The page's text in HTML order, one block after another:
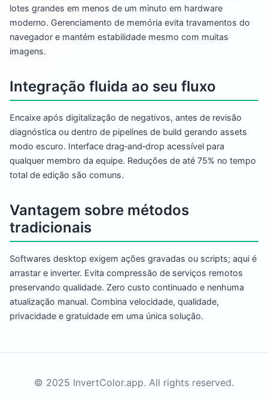
lotes grandes em menos de um minuto em hardware
moderno. Gerenciamento de memória evita travamentos do
navegador e mantém estabilidade mesmo com muitas
imagens.
Integração fluida ao seu fluxo
Encaixe após digitalização de negativos, antes de revisão
diagnóstica ou dentro de pipelines de build gerando assets
modo escuro. Interface drag‑and‑drop acessível para
qualquer membro da equipe. Reduções de até 75% no tempo
total de edição são comuns.
Vantagem sobre métodos
tradicionais
Softwares desktop exigem ações gravadas ou scripts; aqui é
arrastar e inverter. Evita compressão de serviços remotos
preservando qualidade. Zero custo continuado e nenhuma
atualização manual. Combina velocidade, qualidade,
privacidade e gratuidade em uma única solução.
© 2025 InvertColor.app. All rights reserved.